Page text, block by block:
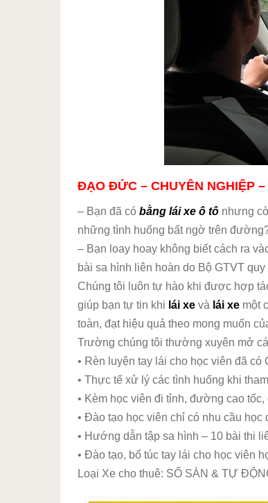
ĐẠO ĐỨC – CHUYÊN NGHIỆP
– Bạn đã có bằng lái xe ô tô nhưng
những tình huống bất ngờ trên
– Bạn loay hoay không biết cách ra
bài sa hình liên hoàn do Bộ GTVT
Chúng tôi luôn tự hào khi được hợp
giúp bạn tự tin khi lái xe và lái xe một
toàn, đạt hiệu quả theo mong muốn
Trường chúng tôi thường xuyên mở
• Rèn luyện tay lái cho học viên đã
• Thực tế xử lý các tình huống khi
• Kèm học viên đi tỉnh, đường cao tốc,
• Đào tạo học viên chỉ có nhu cầu
• Hướng dẫn tập sa hình – 10 bài thi
• Đào tạo, bổ túc tay lái cho học viên
Loại Xe cho thuê: SỐ SÀN & TỰ